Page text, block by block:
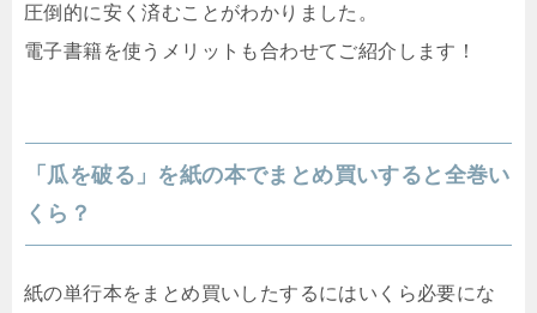
圧倒的に安く済むことがわかりました。
電子書籍を使うメリットも合わせてご紹介します！
「瓜を破る」を紙の本でまとめ買いすると全巻い
くら？
紙の単行本をまとめ買いしたするにはいくら必要にな